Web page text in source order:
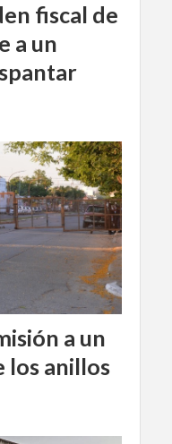
fiscal de
a un
a un
los anillos